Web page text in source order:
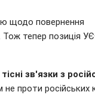
щодо повернення
Тож тепер позиція
зв'язки з
не проти російських